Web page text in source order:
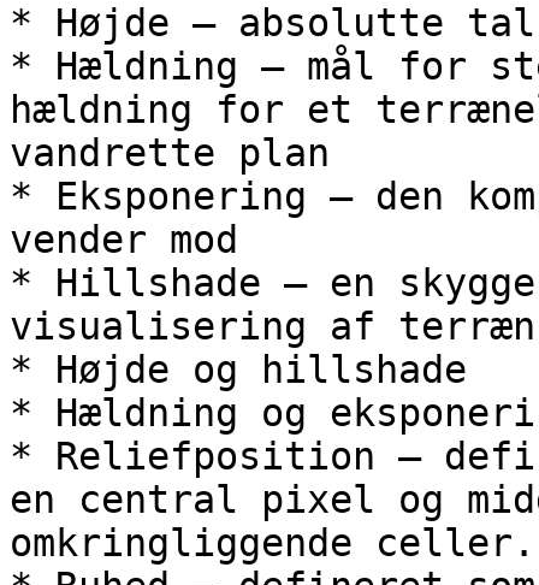
* Højde – absolutte tal
* Hældning – mål for
hældning for et
vandrette plan
* Eksponering – den
vender mod
* Hillshade – en
visualisering af terræn
* Højde og hillshade
* Hældning og
* Reliefposition –
en central pixel og
omkringliggende celler.